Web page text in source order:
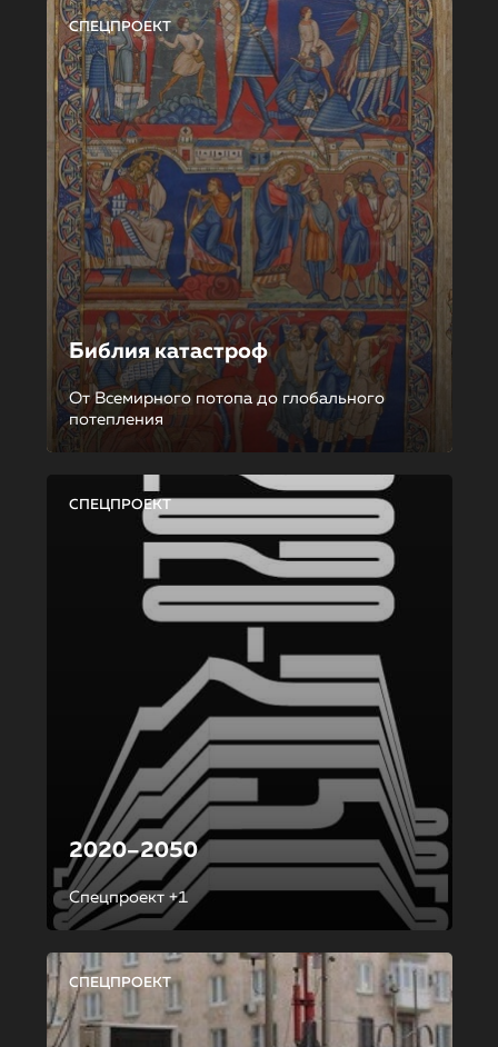
СПЕЦПРОЕКТ
Библия катастроф
От Всемирного потопа до глобального
потепления
СПЕЦПРОЕКТ
2020–2050
Спецпроект +1
СПЕЦПРОЕКТ